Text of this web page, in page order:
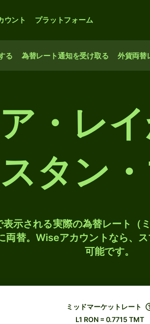
ウント プラットフォーム
る 為替レート通知を受け取る 外貨両替
・レ
タン
示される実際の為替レート（
両替。Wiseアカウントなら、
可能です。
ミッドマーケットレート
L1 RON = 0.7715 TMT